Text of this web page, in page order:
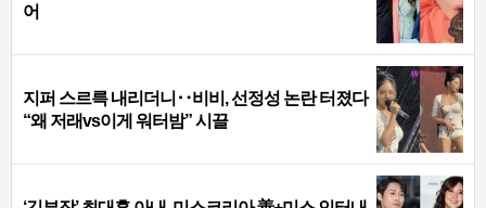
어
지퍼 스르륵 내리더니‥비비, 선정성 논란 터졌다
“왜 저래vs이게 워터밤” 시끌